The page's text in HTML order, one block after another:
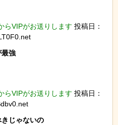
らVIPがお送りします 投稿日：
最強
らVIPがお送りします 投稿日：
じゃないの